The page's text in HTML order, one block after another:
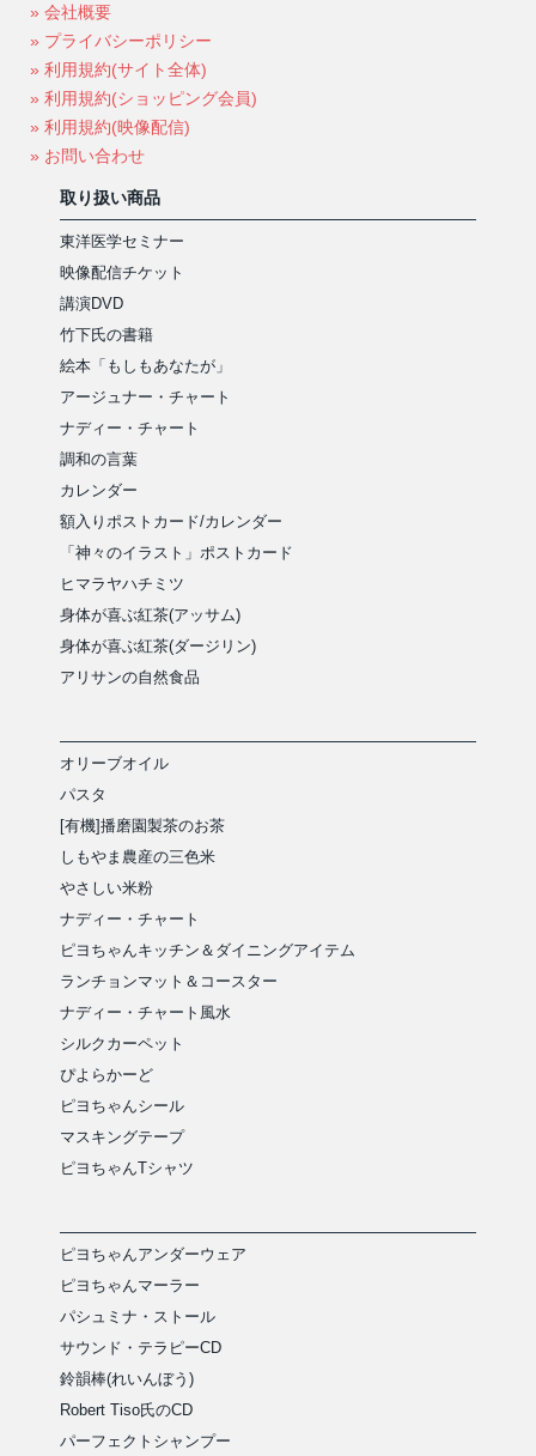
» 会社概要
» プライバシーポリシー
» 利用規約(サイト全体)
» 利用規約(ショッピング会員)
» 利用規約(映像配信)
» お問い合わせ
取り扱い商品
東洋医学セミナー
映像配信チケット
講演DVD
竹下氏の書籍
絵本「もしもあなたが」
アージュナー・チャート
ナディー・チャート
調和の言葉
カレンダー
額入りポストカード/カレンダー
「神々のイラスト」ポストカード
ヒマラヤハチミツ
身体が喜ぶ紅茶(アッサム)
身体が喜ぶ紅茶(ダージリン)
アリサンの自然食品
オリーブオイル
パスタ
[有機]播磨園製茶のお茶
しもやま農産の三色米
やさしい米粉
ナディー・チャート
ピヨちゃんキッチン＆ダイニングアイテム
ランチョンマット＆コースター
ナディー・チャート風水
シルクカーペット
ぴよらかーど
ピヨちゃんシール
マスキングテープ
ピヨちゃんTシャツ
ピヨちゃんアンダーウェア
ピヨちゃんマーラー
パシュミナ・ストール
サウンド・テラピーCD
鈴韻棒(れいんぼう)
Robert Tiso氏のCD
パーフェクトシャンプー